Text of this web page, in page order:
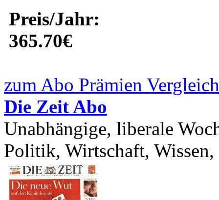
Preis/Jahr:
365.70€
zum Abo Prämien
Die Zeit Abo
Unabhängige, liberale
Politik, Wirtschaft,